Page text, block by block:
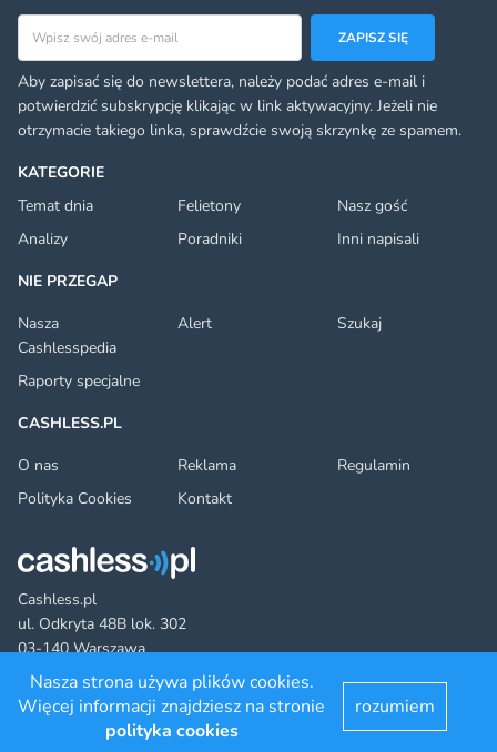
Cashless.pl
ul. Odkryta 48B lok. 302
03-140 Warszawa
FacebookTwitterYouTubeLinkedInRSS
©2022 cashless.pl. All rights reserved.
KATEGORIE
Temat dnia
Felietony
Nasz gość
Analizy
Poradniki
Inni napisali
NIE PRZEGAP
Nasza
Cashlesspedia
Alert Szukaj
Raporty specjalne
CASHLESS.PL
O nas
Reklama
Regulamin
Polityka Cookies
Kontakt
ZAPISZ SIĘ
Aby zapisać się do newslettera, należy podać adres e-mail i
potwierdzić subskrypcję klikając w link aktywacyjny. Jeżeli nie
otrzymacie takiego linka, sprawdźcie swoją skrzynkę ze spamem.
Nasza strona używa plików cookies.
Więcej informacji znajdziesz na stronie
polityka cookies
rozumiem